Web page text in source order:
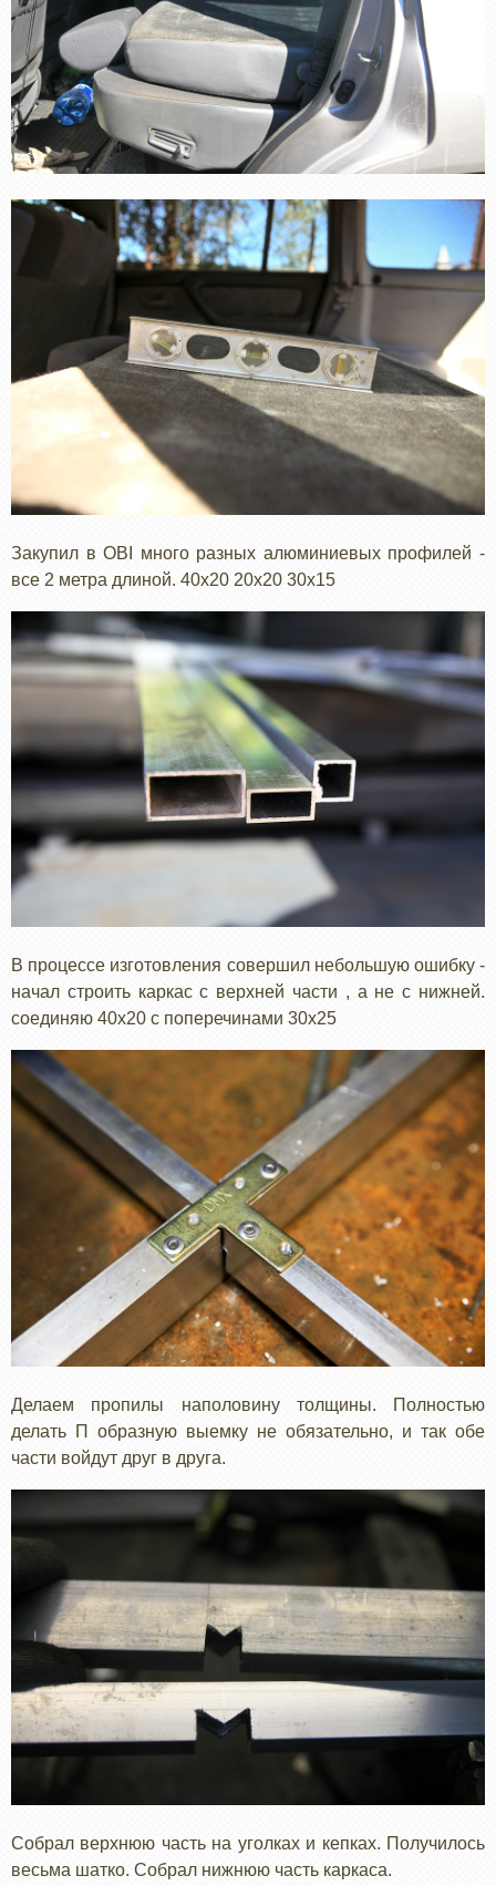
Закупил в OBI много разных алюминиевых профилей -
все 2 метра длиной. 40х20 20х20 30х15
В процессе изготовления совершил небольшую ошибку -
начал строить каркас с верхней части , а не с нижней.
соединяю 40х20 с поперечинами 30х25
Делаем пропилы наполовину толщины. Полностью
делать П образную выемку не обязательно, и так обе
части войдут друг в друга.
Собрал верхнюю часть на уголках и кепках. Получилось
весьма шатко. Собрал нижнюю часть каркаса.